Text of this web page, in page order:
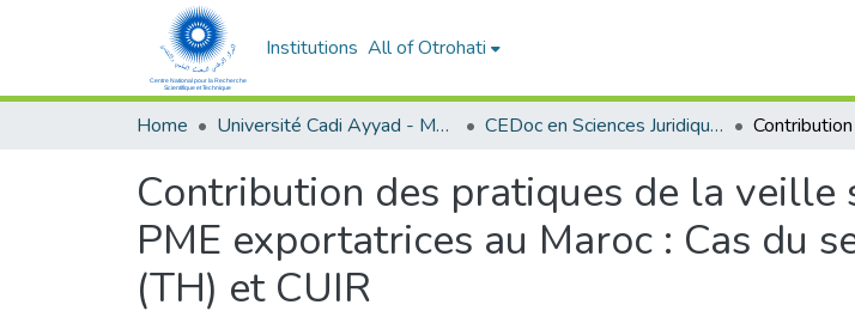
Institutions All of Otrohati
Home Université Cadi Ayyad - Marrakech CEDoc en Sciences Juridiques, Economiques, Sociales et de Gestion (CED - SJESG)
Contribution des pratiques de la veille
PME exportatrices au Maroc : Cas du
(TH) et CUIR